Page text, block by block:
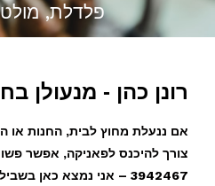
פלדלת,
רונן כהן - מנעולן
אם ננעלת מחוץ לבית, החנות או
3942467 – אני נמצא כאן בשבילך!